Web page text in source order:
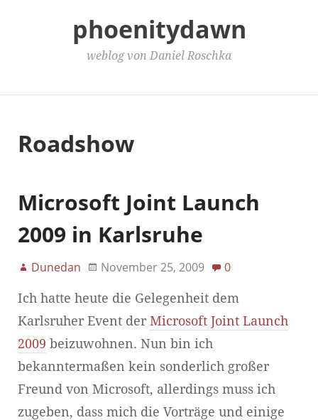
phoenitydawn
weblog von Daniel Roschka
Roadshow
Microsoft Joint Launch
2009 in Karlsruhe
Dunedan November 25, 2009 0
Ich hatte heute die Gelegenheit dem
Karlsruher Event der Microsoft Joint Launch
2009 beizuwohnen. Nun bin ich
bekanntermaßen kein sonderlich großer
Freund von Microsoft, allerdings muss ich
zugeben, dass mich die Vorträge und einige